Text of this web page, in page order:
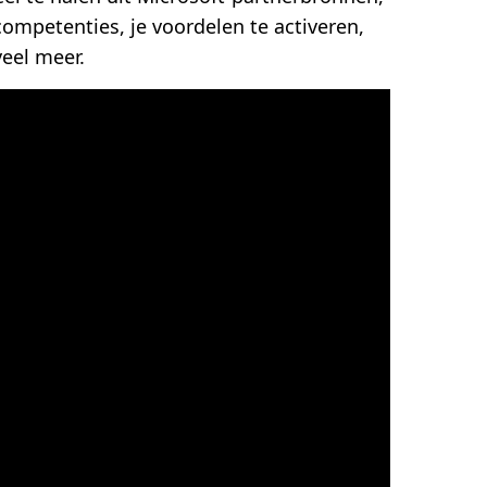
je voordelen te activeren,
meer.